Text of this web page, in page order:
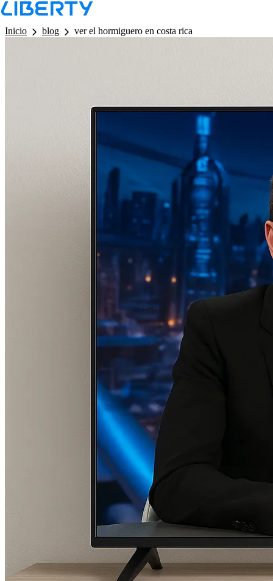
LB - Barra de Navegacion
Inicio
blog ver el hormiguero en costa rica